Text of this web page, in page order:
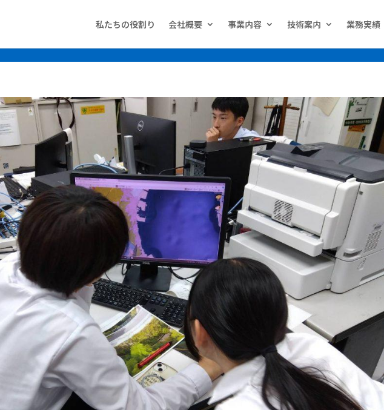
私たちの役割り
会社概要 事業内容 技術案内 業務実績